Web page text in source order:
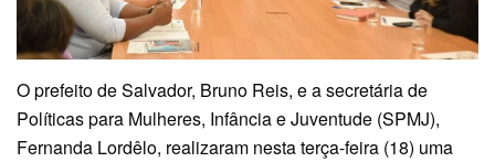
O prefeito de Salvador, Bruno Reis, e a secretária de
Políticas para Mulheres, Infância e Juventude (SPMJ),
Fernanda Lordêlo, realizaram nesta terça-feira (18) uma